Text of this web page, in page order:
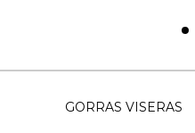
GORRAS VISERAS